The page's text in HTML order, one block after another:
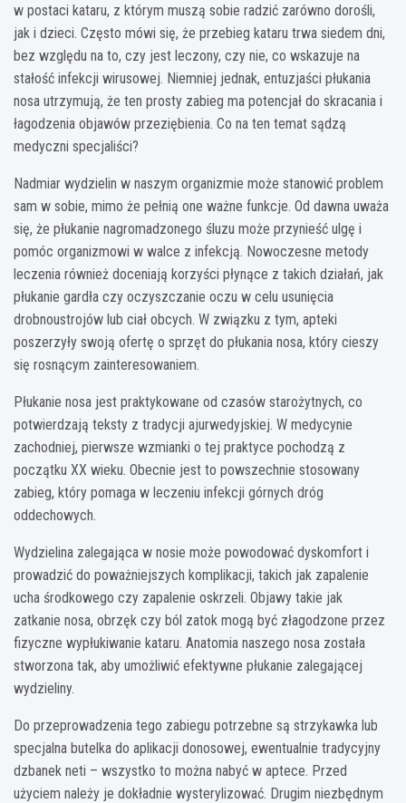
w postaci kataru, z którym muszą sobie radzić zarówno dorośli,
jak i dzieci. Często mówi się, że przebieg kataru trwa siedem dni,
bez względu na to, czy jest leczony, czy nie, co wskazuje na
stałość infekcji wirusowej. Niemniej jednak, entuzjaści płukania
nosa utrzymują, że ten prosty zabieg ma potencjał do skracania i
łagodzenia objawów przeziębienia. Co na ten temat sądzą
medyczni specjaliści?
Nadmiar wydzielin w naszym organizmie może stanowić problem
sam w sobie, mimo że pełnią one ważne funkcje. Od dawna uważa
się, że płukanie nagromadzonego śluzu może przynieść ulgę i
pomóc organizmowi w walce z infekcją. Nowoczesne metody
leczenia również doceniają korzyści płynące z takich działań, jak
płukanie gardła czy oczyszczanie oczu w celu usunięcia
drobnoustrojów lub ciał obcych. W związku z tym, apteki
poszerzyły swoją ofertę o sprzęt do płukania nosa, który cieszy
się rosnącym zainteresowaniem.
Płukanie nosa jest praktykowane od czasów starożytnych, co
potwierdzają teksty z tradycji ajurwedyjskiej. W medycynie
zachodniej, pierwsze wzmianki o tej praktyce pochodzą z
początku XX wieku. Obecnie jest to powszechnie stosowany
zabieg, który pomaga w leczeniu infekcji górnych dróg
oddechowych.
Wydzielina zalegająca w nosie może powodować dyskomfort i
prowadzić do poważniejszych komplikacji, takich jak zapalenie
ucha środkowego czy zapalenie oskrzeli. Objawy takie jak
zatkanie nosa, obrzęk czy ból zatok mogą być złagodzone przez
fizyczne wypłukiwanie kataru. Anatomia naszego nosa została
stworzona tak, aby umożliwić efektywne płukanie zalegającej
wydzieliny.
Do przeprowadzenia tego zabiegu potrzebne są strzykawka lub
specjalna butelka do aplikacji donosowej, ewentualnie tradycyjny
dzbanek neti – wszystko to można nabyć w aptece. Przed
użyciem należy je dokładnie wysterylizować. Drugim niezbędnym